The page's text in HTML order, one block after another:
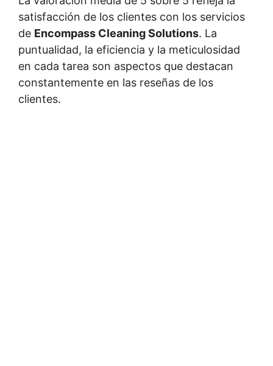
satisfacción de los clientes con los servicios
de Encompass Cleaning Solutions. La
puntualidad, la eficiencia y la meticulosidad
en cada tarea son aspectos que destacan
constantemente en las reseñas de los
clientes.